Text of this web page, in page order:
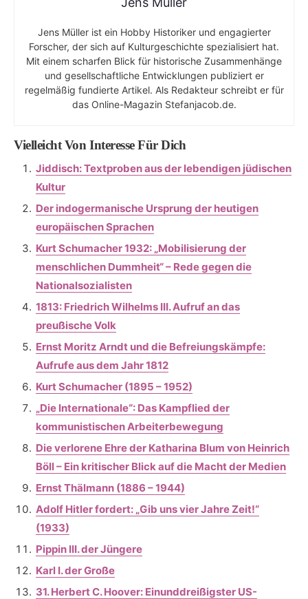
Jens Müller ist ein Hobby Historiker und engagierter
Forscher, der sich auf Kulturgeschichte spezialisiert hat.
Mit einem scharfen Blick für historische Zusammenhänge
und gesellschaftliche Entwicklungen publiziert er
regelmäßig fundierte Artikel. Als Redakteur schreibt er für
das Online-Magazin Stefanjacob.de.
Vielleicht Von Interesse Für Dich
Jiddisch: Textproben aus der lebendigen jüdischen
Kultur
Der indogermanische Ursprung der heutigen
europäischen Sprachen
Kurt Schumacher 1932: „Mobilisierung der
menschlichen Dummheit“ – Rede gegen die
Nationalsozialisten
1813: Friedrich Wilhelms III. Aufruf an das
preußische Volk
Ernst Moritz Arndt und die Befreiungskämpfe:
Aufrufe aus dem Jahr 1812
Kurt Schumacher (1895 – 1952)
„Die Internationale“: Das Kampflied der
kommunistischen Arbeiterbewegung
Die verlorene Ehre der Katharina Blum von Heinrich
Böll – Ein kritischer Blick auf die Macht der Medien
Ernst Thälmann (1886 – 1944)
Adolf Hitler fordert: „Gib uns vier Jahre Zeit!“
(1933)
Pippin III. der Jüngere
Karl I. der Große
31. Herbert C. Hoover: Einunddreißigster US-